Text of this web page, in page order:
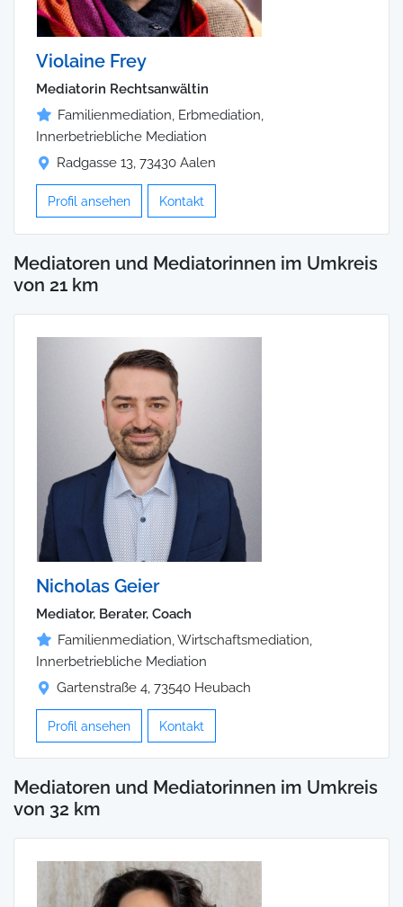
Violaine Frey
Mediatorin Rechtsanwältin
Familienmediation, Erbmediation,
Innerbetriebliche Mediation
Radgasse 13, 73430 Aalen
Profil ansehen Kontakt
Mediatoren und Mediatorinnen im Umkreis
von 21 km
Nicholas Geier
Mediator, Berater, Coach
Familienmediation, Wirtschaftsmediation,
Innerbetriebliche Mediation
Gartenstraße 4, 73540 Heubach
Profil ansehen Kontakt
Mediatoren und Mediatorinnen im Umkreis
von 32 km